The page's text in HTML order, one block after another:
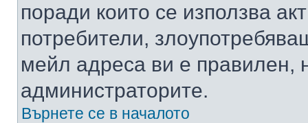
поради които се използва
потребители,
мейл адреса ви е правилен,
администраторите.
Върнете се в началото